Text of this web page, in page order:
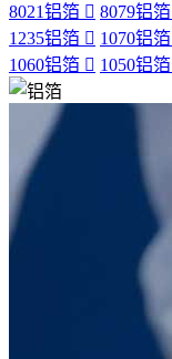
8021铝箔 8079铝箔
1235铝箔
1070铝箔
1060铝箔
1050铝箔